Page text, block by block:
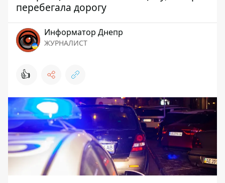
перебегала дорогу
Информатор Днепр
ЖУРНАЛИСТ
👍